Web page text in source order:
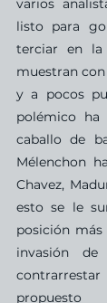
varios
listo para
terciar en la
muestran con
y a pocos
polémico
caballo de
Mélenchon
Chavez,
esto se le
posición
invasión